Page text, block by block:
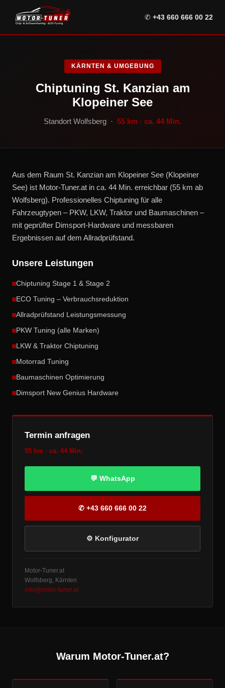
✆ +43 660 666 00 22
KÄRNTEN & UMGEBUNG
Chiptuning St. Kanzian am
Klopeiner See
Standort Wolfsberg · 55 km · ca. 44 Min.
Aus dem Raum St. Kanzian am Klopeiner See (Klopeiner
See) ist Motor-Tuner.at in ca. 44 Min. erreichbar (55 km ab
Wolfsberg). Professionelles Chiptuning für alle
Fahrzeugtypen – PKW, LKW, Traktor und Baumaschinen –
mit geprüfter Dimsport-Hardware und messbaren
Ergebnissen auf dem Allradprüfstand.
Unsere Leistungen
Chiptuning Stage 1 & Stage 2
ECO Tuning – Verbrauchsreduktion
Allradprüfstand Leistungsmessung
PKW Tuning (alle Marken)
LKW & Traktor Chiptuning
Motorrad Tuning
Baumaschinen Optimierung
Dimsport New Genius Hardware
Termin anfragen
55 km · ca. 44 Min.
💬 WhatsApp
✆ +43 660 666 00 22
⚙ Konfigurator
Motor-Tuner.at
Wolfsberg, Kärnten
info@motor-tuner.at
Warum Motor-Tuner.at?